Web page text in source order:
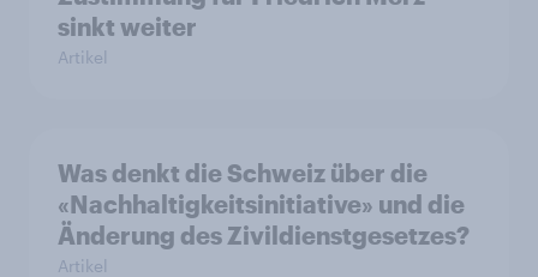
sinkt weiter
Artikel
Was denkt die Schweiz über die
«Nachhaltigkeitsinitiative» und die
Änderung des Zivildienstgesetzes?
Artikel